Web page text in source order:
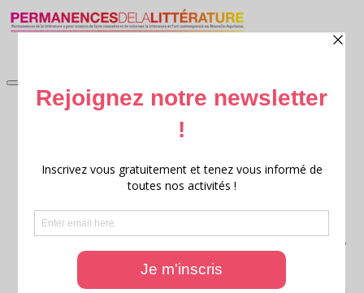
Littérature en jardin
Littérature en jardin 2026
Littérature en jardin 2025
Littérature en jardin 2024
Littérature en jardin 2022
Littérature en jardin 2021
Archives : Littérature en Jardin
Ritournelles, 20 ans de création littéraire transversale
Archives : Festival Ritournelles
Parcours scolaires
Les forêts de Gironde – Patrice Cablat // Création